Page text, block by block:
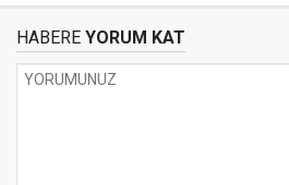
HABERE YORUM KAT